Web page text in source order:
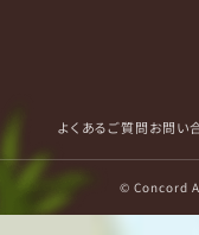
よくあるご質問お問い
© Concord